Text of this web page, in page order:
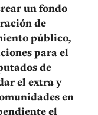
un fondo
de
público,
para el
de
el extra y
en
el